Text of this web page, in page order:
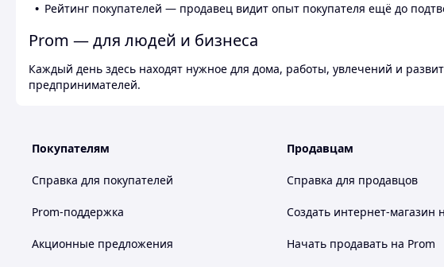
Рейтинг покупателей — продавец видит опыт покупателя ещё до
Prom — для людей и бизнеса
Каждый день здесь находят нужное для дома, работы, увлечений и
предпринимателей.
Покупателям
Справка для покупателей
Prom-поддержка
Акционные предложения
Продавцам
Справка для продавцов
Создать интернет-магазин
Начать продавать на Prom